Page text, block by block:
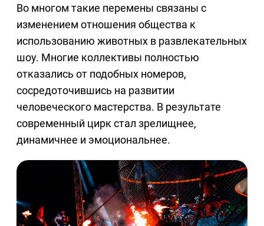
Во многом такие перемены связаны с
изменением отношения общества к
использованию животных в развлекательных
шоу. Многие коллективы полностью
отказались от подобных номеров,
сосредоточившись на развитии
человеческого мастерства. В результате
современный цирк стал зрелищнее,
динамичнее и эмоциональнее.